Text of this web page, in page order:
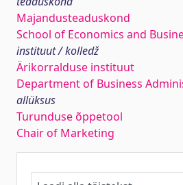
Majandusteaduskond
School of Economics and
instituut / kolledž
Ärikorralduse instituut
Department of Business
allüksus
Turunduse õppetool
Chair of Marketing